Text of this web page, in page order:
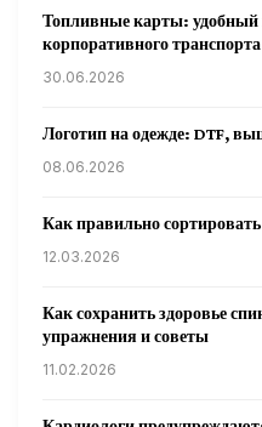
Топливные карты: удобный
корпоративного транспорта
30.06.2026
Логотип на одежде: DTF,
08.06.2026
Как правильно
12.03.2026
Как сохранить здоровье
упражнения и советы
11.02.2026